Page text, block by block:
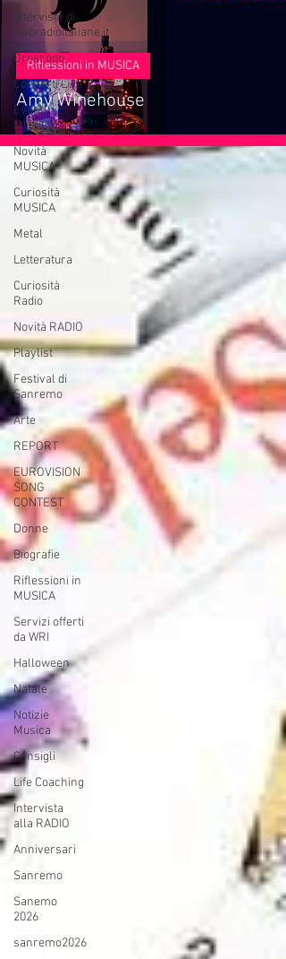
Interviste di
webradioitaliane.it
Oroscopo
Concerti Live
Eventi
MUSICA
Novità
MUSICA
Curiosità
MUSICA
Metal
Letteratura
Curiosità
Radio
Novità RADIO
Playlist
Festival di
Sanremo
Arte
REPORT
EUROVISION
SONG
CONTEST
Donne
Biografie
Riflessioni in
MUSICA
Servizi offerti
da WRI
Halloween
Natale
Notizie
Musica
Consigli
Life Coaching
Intervista
alla RADIO
Anniversari
Sanremo
Sanemo
2026
sanremo2026
Amy Winehouse
Riflessioni in MUSICA